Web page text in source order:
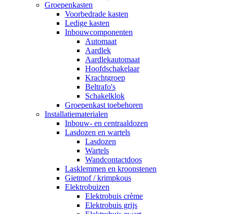
Groepenkasten
Voorbedrade kasten
Ledige kasten
Inbouwcomponenten
Automaat
Aardlek
Aardlekautomaat
Hoofdschakelaar
Krachtgroep
Beltrafo's
Schakelklok
Groepenkast toebehoren
Installatiematerialen
Inbouw- en centraaldozen
Lasdozen en wartels
Lasdozen
Wartels
Wandcontactdoos
Lasklemmen en kroonstenen
Gietmof / krimpkous
Elektrobuizen
Elektrobuis crème
Elektrobuis grijs